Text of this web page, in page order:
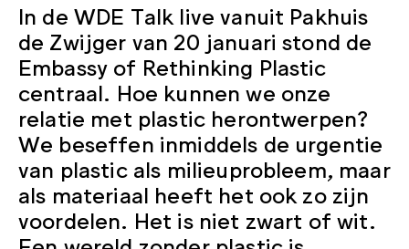
In de WDE Talk live vanuit Pakhuis
de Zwijger van 20 januari stond de
Embassy of Rethinking Plastic
centraal. Hoe kunnen we onze
relatie met plastic herontwerpen?
We beseffen inmiddels de urgentie
van plastic als milieuprobleem, maar
als materiaal heeft het ook zo zijn
voordelen. Het is niet zwart of wit.